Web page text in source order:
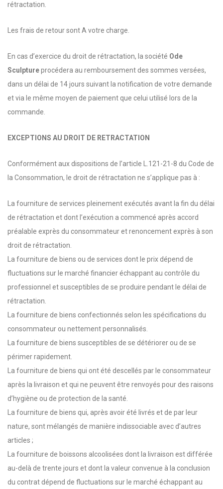
rétractation.
Les frais de retour sont A votre charge.
En cas d’exercice du droit de rétractation, la société Ode
Sculptureprocédera au remboursement des sommes versées,
dans un délai de 14 jours suivant la notification de votre demande
et via le même moyen de paiement que celui utilisé lors de la
commande.
EXCEPTIONS AU DROIT DE RETRACTATION
Conformément aux dispositions de l’article L.121-21-8 du Code de
la Consommation, le droit de rétractation ne s’applique pas à :
La fourniture de services pleinement exécutés avant la fin du délai
de rétractation et dont l’exécution a commencé après accord
préalable exprès du consommateur et renoncement exprès à son
droit de rétractation.
La fourniture de biens ou de services dont le prix dépend de
fluctuations sur le marché financier échappant au contrôle du
professionnel et susceptibles de se produire pendant le délai de
rétractation.
La fourniture de biens confectionnés selon les spécifications du
consommateur ou nettement personnalisés.
La fourniture de biens susceptibles de se détériorer ou de se
périmer rapidement.
La fourniture de biens qui ont été descellés par le consommateur
après la livraison et qui ne peuvent être renvoyés pour des raisons
d’hygiène ou de protection de la santé.
La fourniture de biens qui, après avoir été livrés et de par leur
nature, sont mélangés de manière indissociable avec d’autres
articles ;
La fourniture de boissons alcoolisées dont la livraison est différée
au-delà de trente jours et dont la valeur convenue à la conclusion
du contrat dépend de fluctuations sur le marché échappant au